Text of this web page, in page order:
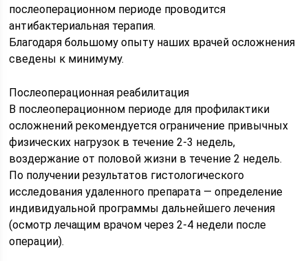
послеоперационном периоде проводится
антибактериальная терапия.
Благодаря большому опыту наших врачей осложнения
сведены к минимуму.
Послеоперационная реабилитация
В послеоперационном периоде для профилактики
осложнений рекомендуется ограничение привычных
физических нагрузок в течение 2-3 недель,
воздержание от половой жизни в течение 2 недель.
По получении результатов гистологического
исследования удаленного препарата — определение
индивидуальной программы дальнейшего лечения
(осмотр лечащим врачом через 2-4 недели после
операции).